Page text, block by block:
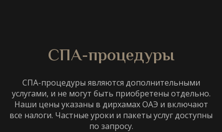
СПА-процедуры
СПА-процедуры являются дополнительными
услугами, и не могут быть приобретены отдельно.
Наши цены указаны в дирхамах ОАЭ и включают
все налоги. Частные уроки и пакеты услуг доступны
по запросу.